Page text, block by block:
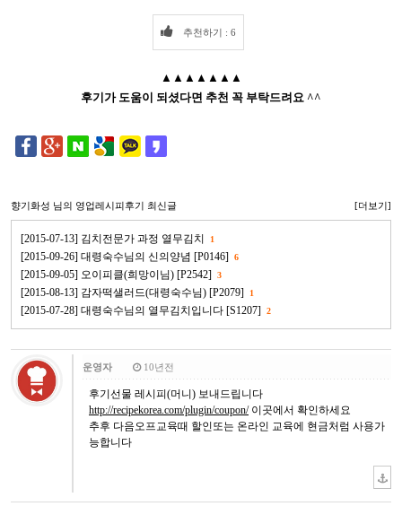
추천하기 : 6
▲▲▲▲▲▲▲
후기가 도움이 되셨다면 추천 꼭 부탁드려요 ^^
향기화성 님의 영업레시피후기 최신글 [더보기]
[2015-07-13] 김치전문가 과정 열무김치 1
[2015-09-26] 대령숙수님의 신의양념 [P0146] 6
[2015-09-05] 오이피클(희망이님) [P2542] 3
[2015-08-13] 감자떡샐러드(대령숙수님) [P2079] 1
[2015-07-28] 대령숙수님의 열무김치입니다 [S1207] 2
운영자 10년전
후기선물 레시피(머니) 보내드립니다
http://recipekorea.com/plugin/coupon/이곳에서 확인하세요
추후 다음오프교육때 할인또는 온라인 교육에 현금처럼 사용가
능합니다